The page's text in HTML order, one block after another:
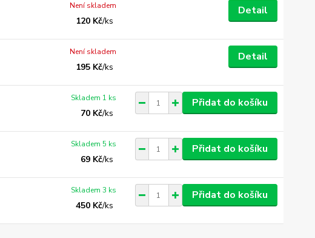
120 Kč/ks
Není skladem Detail
195 Kč/ks
Není skladem Detail
70 Kč/ks
Skladem 1 ks Přidat do košíku
69 Kč/ks
Skladem 5 ks Přidat do košíku
450 Kč/ks
Skladem 3 ks Přidat do košíku